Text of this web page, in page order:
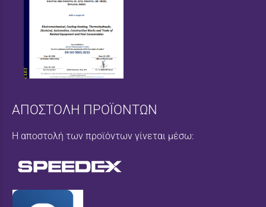
ΑΠΟΣΤΟΛΗ ΠΡΟΪΟΝΤΩΝ
Η αποστολή των προϊόντων γίνεται μέσω: